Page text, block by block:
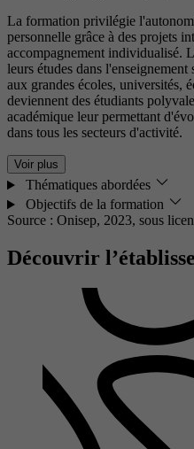
La formation privilégie
personnelle grâce à des projets
accompagnement individualisé.
leurs études dans
aux grandes écoles, universités,
deviennent des étudiants
académique leur permettant
dans tous les secteurs d'activité.
Voir plus
Thématiques abordées
Objectifs de la formation
Source : Onisep, 2023, sous
Découvrir